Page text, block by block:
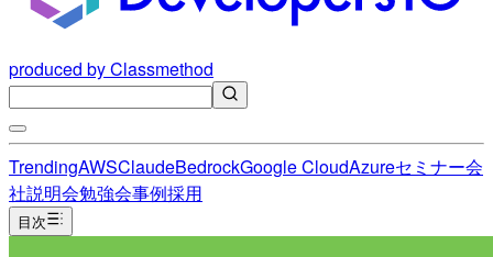
produced by Classmethod
TrendingAWSClaudeBedrockGoogle CloudAzureセミナー会
社説明会勉強会事例採用
目次